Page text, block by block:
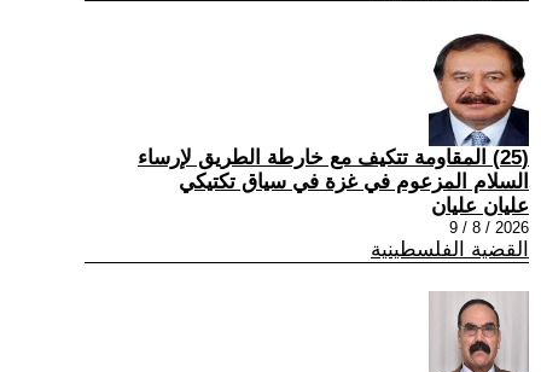
(25) المقاومة تتكيف مع خارطة الطريق لإرساء
السلام المزعوم في غزة في سياق تكتيكي
عليان عليان
2026 / 8 / 9
القضية الفلسطينية